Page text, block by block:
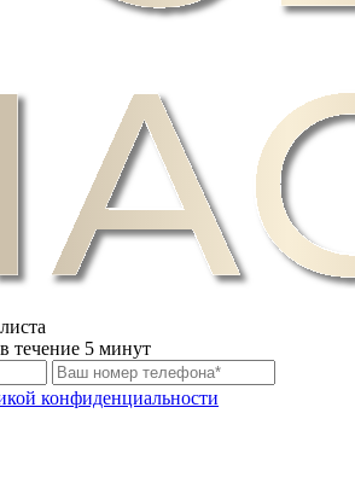
течение 5 минут
конфиденциальности